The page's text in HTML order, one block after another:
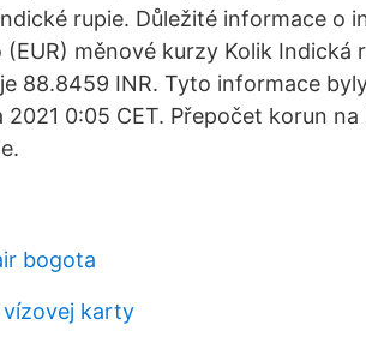
rupie. Důležité informace o
měnové kurzy Kolik Indická
je 88.8459 INR. Tyto informace
0:05 CET. Přepočet korun
bogota
karty